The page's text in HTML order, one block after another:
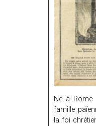
Né à Rome
famille
la foi